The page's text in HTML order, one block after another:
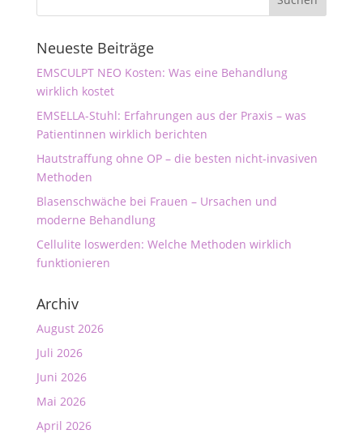
Neueste Beiträge
EMSCULPT NEO Kosten: Was eine Behandlung
wirklich kostet
EMSELLA-Stuhl: Erfahrungen aus der Praxis – was
Patientinnen wirklich berichten
Hautstraffung ohne OP – die besten nicht-invasiven
Methoden
Blasenschwäche bei Frauen – Ursachen und
moderne Behandlung
Cellulite loswerden: Welche Methoden wirklich
funktionieren
Archiv
August 2026
Juli 2026
Juni 2026
Mai 2026
April 2026